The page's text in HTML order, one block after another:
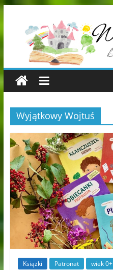
Wyjątkowy Wojtuś
Książki Patronat wiek 0+